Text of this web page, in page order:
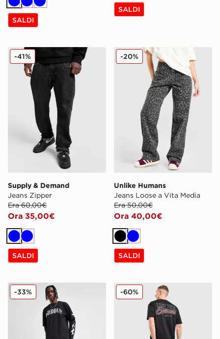
BluBluBlu
SALDI
SALDI
Supply & Demand Jeans Zipper
Supply & Demand
Jeans Zipper
Era 60,00€
Ora 35,00€
-41%
BluBlu
SALDI
Unlike Humans Jeans
Unlike Humans
Jeans Loose a Vita Media
Era 50,00€
Ora 40,00€
-20%
Nero
Blu
SALDI
Supply & Demand Pantaloncino Armas
-33% Unlike Humans Jeans Jaxon
-60%